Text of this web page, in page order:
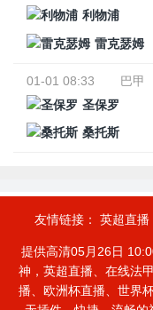
利物浦
雷克瑟姆
01-01 08:33
巴甲
圣保罗
桑托斯
友情链接： 英超直播
提供高清05月26日
神，英超直播、在线法
播、欧洲杯直播、世界